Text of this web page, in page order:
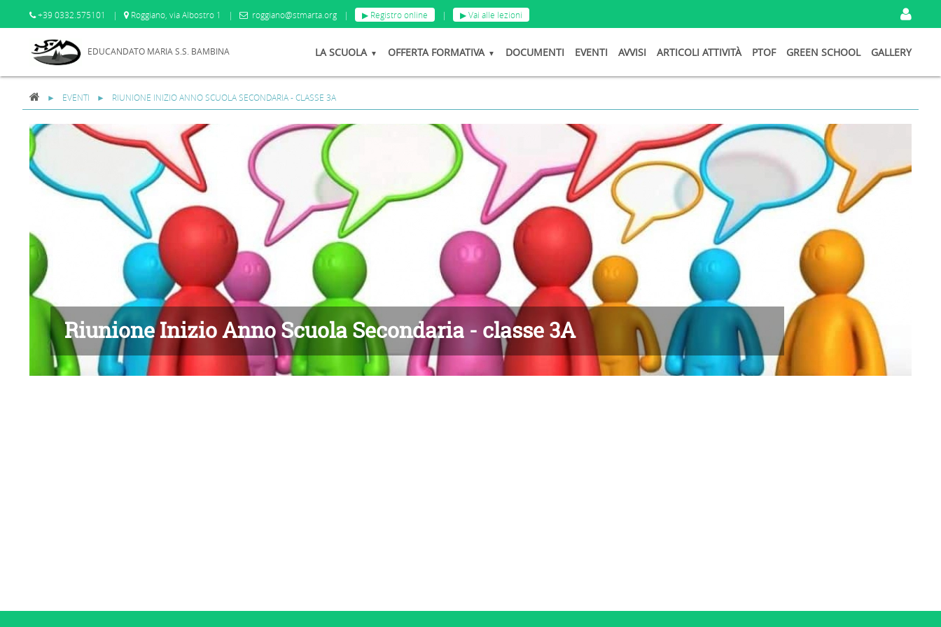
+39 0332.575101 | Roggiano, via Albostro 1 | roggiano@stmarta.org | ▶ Registro online | ▶ Vai alle lezioni
EDUCANDATO MARIA S.S. BAMBINA LA SCUOLA OFFERTA FORMATIVA DOCUMENTI EVENTI AVVISI ARTICOLI ATTIVITÀ PTOF GREEN SCHOOL GALLERY
EVENTI RIUNIONE INIZIO ANNO SCUOLA SECONDARIA - CLASSE 3A
Riunione Inizio Anno Scuola Secondaria - classe 3A